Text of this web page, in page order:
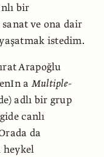
bir
ve ona dair
istedim.
Arapoğlu
aMultiple-
adlı bir grup
canlı
da
heykel